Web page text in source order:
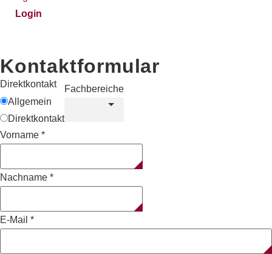
Login
Kontaktformular
Direktkontakt
Allgemein
Direktkontakt
Fachbereiche
Vorname *
Nachname *
E-Mail *